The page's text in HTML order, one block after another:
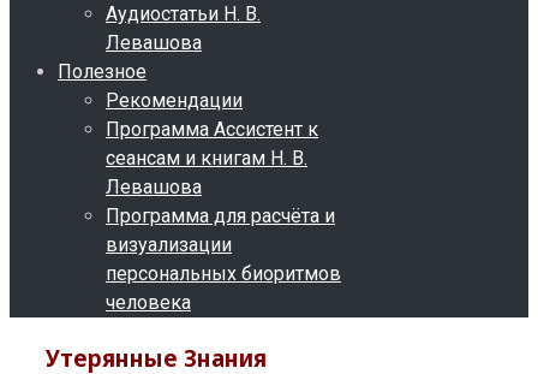
Аудиостатьи Н. В.
Левашова
Полезное
Рекомендации
Программа Ассистент к
сеансам и книгам Н. В.
Левашова
Программа для расчёта и
визуализации
персональных биоритмов
человека
Утерянные Знания